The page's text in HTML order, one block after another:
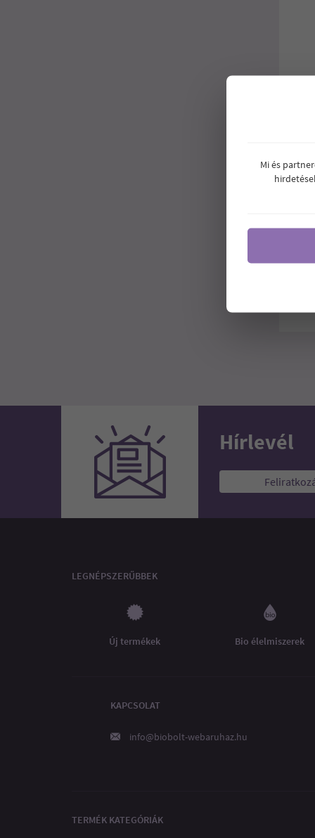
Hírlevél
LEGNÉPSZERŰBBEK
Új termékek Bio élelmiszerek
KAPCSOLAT
info@biobolt-webaruhaz.hu
TERMÉK KATEGÓRIÁK
Mi és